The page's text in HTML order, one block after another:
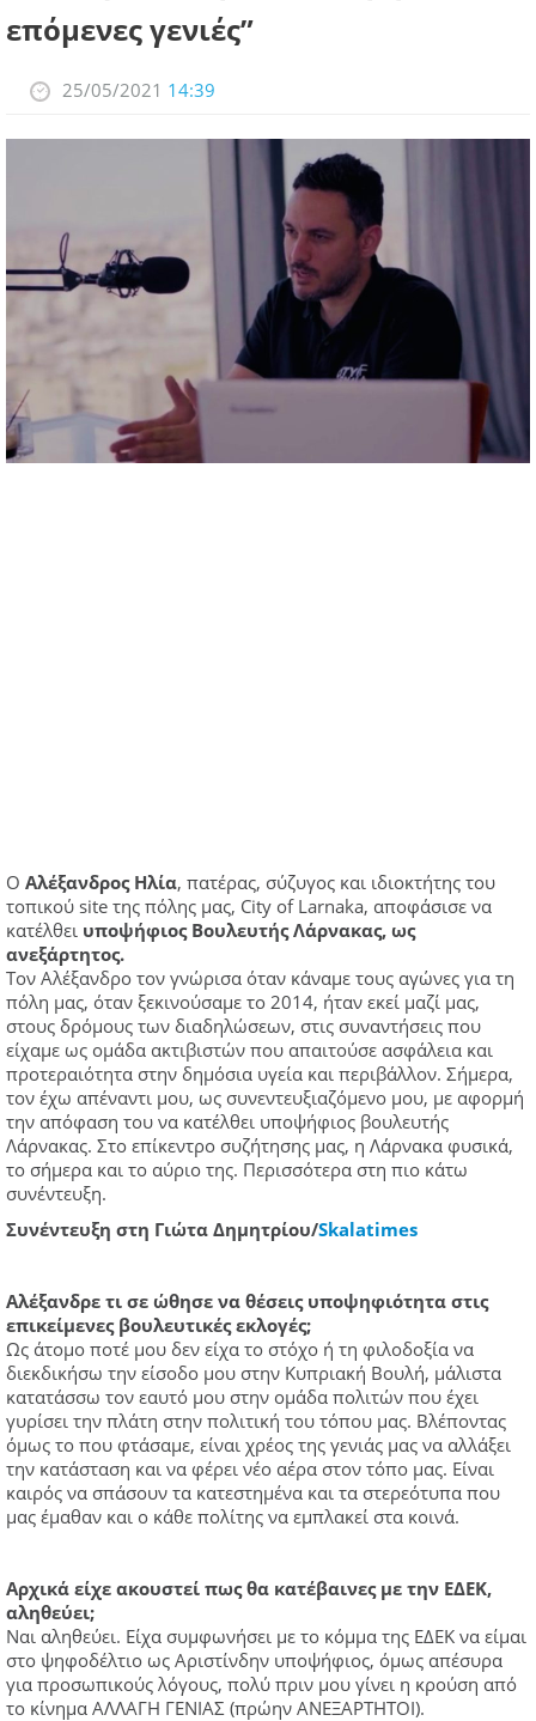
επόμενες γενιές”
25/05/2021 14:39
Ο Αλέξανδρος Ηλία, πατέρας, σύζυγος και ιδιοκτήτης του
τοπικού site της πόλης μας, City of Larnaka, αποφάσισε να
κατέλθει υποψήφιος Βουλευτής Λάρνακας, ως
ανεξάρτητος.
Τον Αλέξανδρο τον γνώρισα όταν κάναμε τους αγώνες για τη
πόλη μας, όταν ξεκινούσαμε το 2014, ήταν εκεί μαζί μας,
στους δρόμους των διαδηλώσεων, στις συναντήσεις που
είχαμε ως ομάδα ακτιβιστών που απαιτούσε ασφάλεια και
προτεραιότητα στην δημόσια υγεία και περιβάλλον. Σήμερα,
τον έχω απέναντι μου, ως συνεντευξιαζόμενο μου, με αφορμή
την απόφαση του να κατέλθει υποψήφιος βουλευτής
Λάρνακας. Στο επίκεντρο συζήτησης μας, η Λάρνακα φυσικά,
το σήμερα και το αύριο της. Περισσότερα στη πιο κάτω
συνέντευξη.
Συνέντευξη στη Γιώτα Δημητρίου/Skalatimes
Αλέξανδρε τι σε ώθησε να θέσεις υποψηφιότητα στις
επικείμενες βουλευτικές εκλογές;
Ως άτομο ποτέ μου δεν είχα το στόχο ή τη φιλοδοξία να
διεκδικήσω την είσοδο μου στην Κυπριακή Βουλή, μάλιστα
κατατάσσω τον εαυτό μου στην ομάδα πολιτών που έχει
γυρίσει την πλάτη στην πολιτική του τόπου μας. Βλέποντας
όμως το που φτάσαμε, είναι χρέος της γενιάς μας να αλλάξει
την κατάσταση και να φέρει νέο αέρα στον τόπο μας. Είναι
καιρός να σπάσουν τα κατεστημένα και τα στερεότυπα που
μας έμαθαν και ο κάθε πολίτης να εμπλακεί στα κοινά.
Αρχικά είχε ακουστεί πως θα κατέβαινες με την ΕΔΕΚ,
αληθεύει;
Ναι αληθεύει. Είχα συμφωνήσει με το κόμμα της ΕΔΕΚ να είμαι
στο ψηφοδέλτιο ως Αριστίνδην υποψήφιος, όμως απέσυρα
για προσωπικούς λόγους, πολύ πριν μου γίνει η κρούση από
το κίνημα ΑΛΛΑΓΗ ΓΕΝΙΑΣ (πρώην ΑΝΕΞΑΡΤΗΤΟΙ).